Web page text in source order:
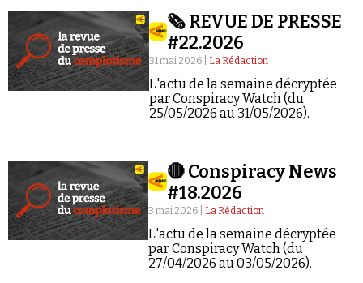
Newsletter🗞️ REVUE DE PRESSE
#22.2026
31 mai 2026 | La Rédaction
L'actu de la semaine décryptée
par Conspiracy Watch (du
25/05/2026 au 31/05/2026).
🔴 Conspiracy News
#18.2026
3 mai 2026 | La Rédaction
L'actu de la semaine décryptée
par Conspiracy Watch (du
27/04/2026 au 03/05/2026).